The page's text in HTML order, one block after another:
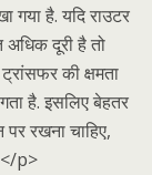
गया है. यदि राउटर
दूरी है तो
की क्षमता
है. इसलिए बेहतर
रखना चाहिए,
p>